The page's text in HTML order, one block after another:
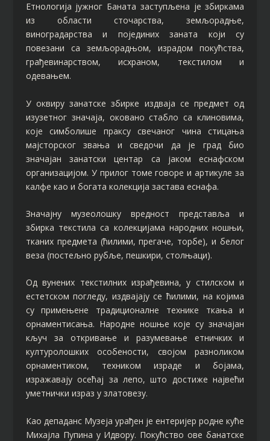
Етнологија јужног Баната заступљена је збиркама
из области сточарства, земљорадње,
виноградарства и појединих заната који су
повезани са земљорадњом, израдом покућства,
грађевинарством, исхраном, текстилом и
одевањем.
У оквиру занатске збирке издваја се предмет од
изузетног значаја, оковано стабло са клиновима,
које симболише праксу свечаног чина стицања
мајсторског звања и сведочи да је град био
значајан занатски центар са јаком еснафском
организацијом. У прилог томе говоре и артикуле за
калфе као и богата колекција застава еснафа.
Значајну музеолошку вредност представља и
збирка текстила са колекцијама народних ношњи,
тканих предмета (ћилими, прегаче, торбе), и белог
веза (постељно рубље, пешкири, столњаци).
Од вунених текстилних израђевина, у стилском и
естетском погледу, издвајају се ћилими, на којима
су примењене традиционалне технике ткања и
орнаментисања. Народне ношње које су значајан
кључ за откривање и разумевање етничких и
културолошких особености, својом разноликом
орнаментиком, техником израде и бојама,
изражавају осећај за лепо, што достиже највећи
уметнички израз у златовезу.
Као депаданс Музеја урађен је ентеријер родне куће
Михајла Пупина у Идвору. Покућство ове банатске